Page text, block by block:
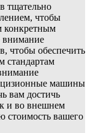
тщательно
чтобы
конкретным
внимание
чтобы обеспечить
стандартам
машины
вам достичь
и во внешнем
стоимость вашего